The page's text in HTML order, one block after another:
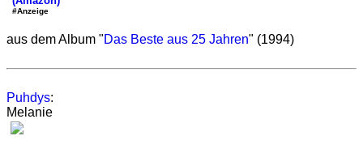
#Anzeige
aus dem Album "Das Beste aus 25 Jahren" (1994)
Puhdys:
Melanie